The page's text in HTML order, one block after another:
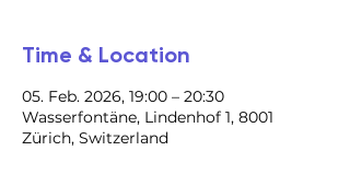
Time & Location
05. Feb. 2026, 19:00 – 20:30
Wasserfontäne, Lindenhof 1, 8001
Zürich, Switzerland